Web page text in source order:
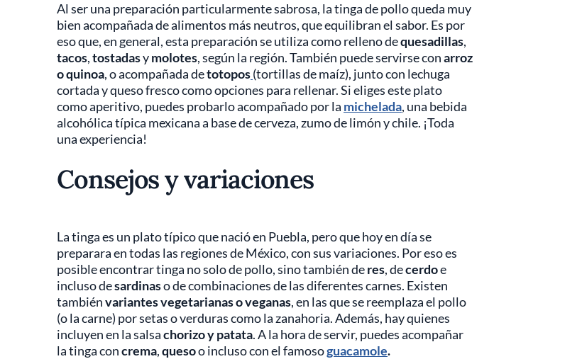
Al ser una preparación particularmente sabrosa, la tinga de pollo queda muy
bien acompañada de alimentos más neutros, que equilibran el sabor. Es por
eso que, en general, esta preparación se utiliza como relleno dequesadillas,
tacos,tostadasymolotes, según la región. También puede servirse conarroz
o quinoa, o acompañada detotopos(tortillas de maíz), junto con lechuga
cortada y queso fresco como opciones para rellenar. Si eliges este plato
como aperitivo, puedes probarlo acompañado por la michelada, una bebida
alcohólica típica mexicana a base de cerveza, zumo de limón y chile. ¡Toda
una experiencia!
Consejos y variaciones
La tinga es un plato típico que nació en Puebla, pero que hoy en día se
preparara en todas las regiones de México, con sus variaciones. Por eso es
posible encontrar tinga no solo de pollo, sino también deres, decerdoe
incluso desardinaso de combinaciones de las diferentes carnes. Existen
tambiénvariantes vegetarianas o veganas, en las que se reemplaza el pollo
(o la carne) por setas o verduras como la zanahoria. Además, hay quienes
incluyen en la salsachorizo y patata. A la hora de servir, puedes acompañar
la tinga concrema,quesoo incluso con el famosoguacamole.